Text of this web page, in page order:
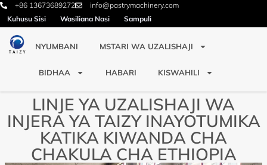
+86 13673689272
info@pastrymachinery.com
Kuhusu Sisi
Wasiliana Nasi Sampuli
NYUMBANI MSTARI WA UZALISHAJI
BIDHAA HABARI KISWAHILI
LINJE YA UZALISHAJI WA
INJERA YA TAIZY INAYOTUMIKA
KATIKA KIWANDA CHA
CHAKULA CHA ETHIOPIA